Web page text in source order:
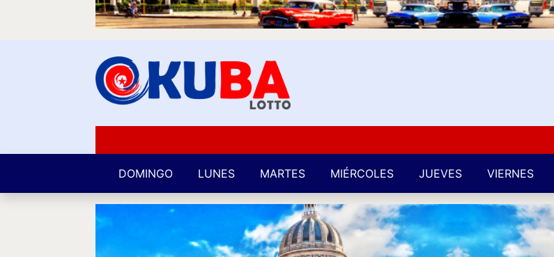
DOMINGO LUNES MARTES MIÉRCOLES JUEVES VIERNES